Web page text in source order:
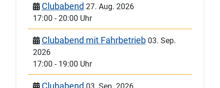
Clubabend 27. Aug. 2026
17:00 -20:00 Uhr
Clubabend mit Fahrbetrieb 03. Sep.
2026
17:00 - 19:00 Uhr
Clubabend 03. Sep. 2026